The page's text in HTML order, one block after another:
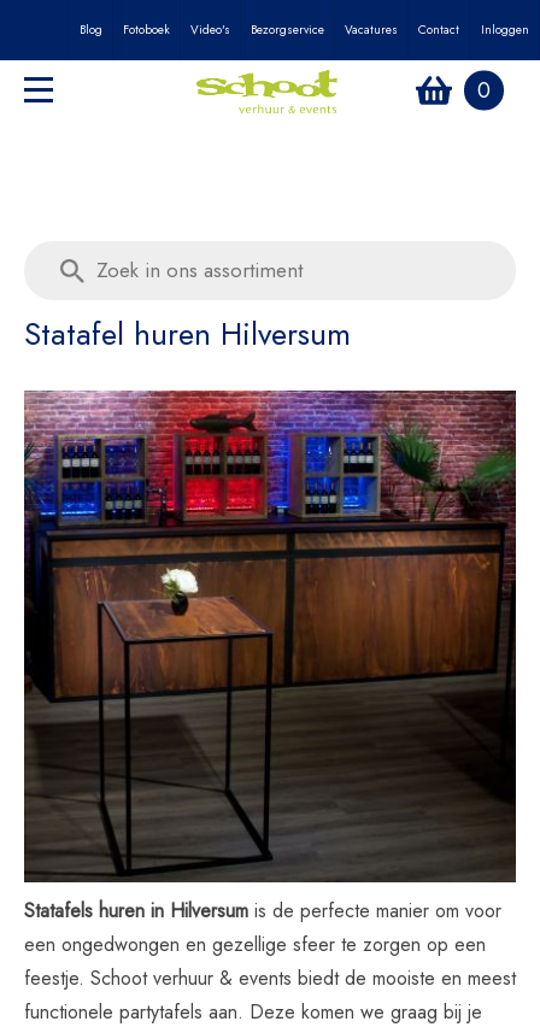
Blog Fotoboek Video's Bezorgservice Vacatures Contact Inloggen
0
Statafel huren Hilversum
Statafels huren in Hilversum is de perfecte manier om voor
een ongedwongen en gezellige sfeer te zorgen op een
feestje. Schoot verhuur & events biedt de mooiste en meest
functionele partytafels aan. Deze komen we graag bij je